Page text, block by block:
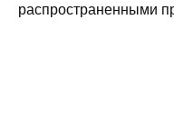
распространенными